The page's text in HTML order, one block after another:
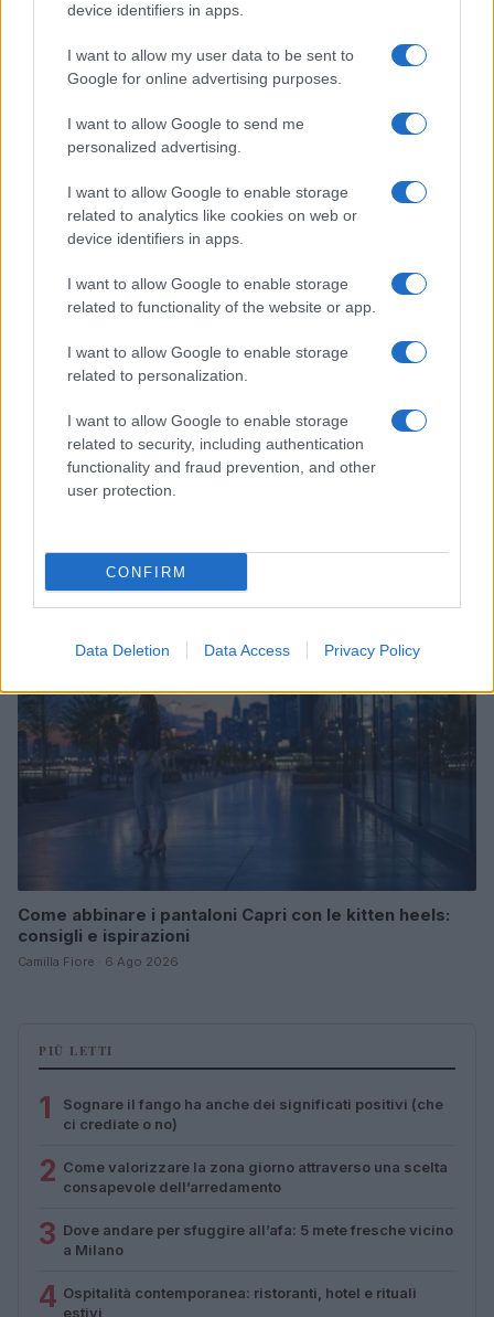
device identifiers in apps.
I want to allow my user data to be sent to
Google for online advertising purposes.
I want to allow Google to send me
personalized advertising.
I want to allow Google to enable storage
related to analytics like cookies on web or
device identifiers in apps.
I want to allow Google to enable storage
related to functionality of the website or app.
I want to allow Google to enable storage
related to personalization.
I want to allow Google to enable storage
related to security, including authentication
functionality and fraud prevention, and other
user protection.
CONFIRM
Data Deletion Data Access Privacy Policy
Scopri i must have di Mango per l’estate 2026: stile e
freschezza
Beatrice Bonaventura · 6 Ago 2026
Cristian Castiglioni · 6 Ago 2026
LIFESTYLE
Come abbinare i pantaloni Capri con le kitten heels:
consigli e ispirazioni
Camilla Fiore · 6 Ago 2026
PIÙ LETTI
1
Sognare il fango ha anche dei significati positivi (che
ci crediate o no)
2 Come valorizzare la zona giorno attraverso una scelta
consapevole dell’arredamento
3 Dove andare per sfuggire all’afa: 5 mete fresche vicino
a Milano
4 Ospitalità contemporanea: ristoranti, hotel e rituali
estivi